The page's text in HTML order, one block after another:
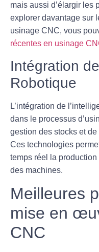
mais aussi d’élargir les
explorer davantage sur
usinage CNC, vous
récentes en usinage
Intégration
Robotique
L’intégration de l’
dans le processus
gestion des stocks et
Ces technologies
temps réel la
des machines.
Meilleures
mise en
CNC